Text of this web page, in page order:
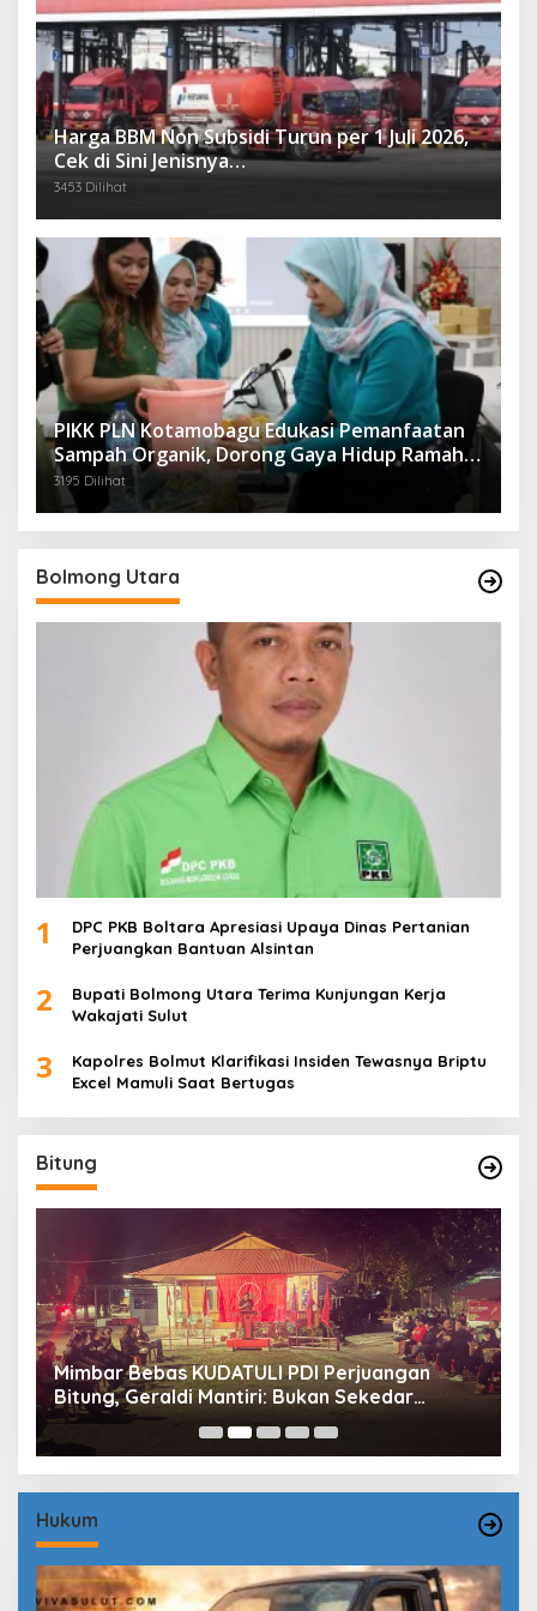
Harga BBM Non Subsidi Turun per 1 Juli 2026,
Cek di Sini Jenisnya…
3453 Dilihat
PIKK PLN Kotamobagu Edukasi Pemanfaatan
Sampah Organik, Dorong Gaya Hidup Ramah
Lingkungan
3195 Dilihat
Bolmong Utara
1
DPC PKB Boltara Apresiasi Upaya Dinas Pertanian
Perjuangkan Bantuan Alsintan
2
Bupati Bolmong Utara Terima Kunjungan Kerja
Wakajati Sulut
3
Kapolres Bolmut Klarifikasi Insiden Tewasnya Briptu
Excel Mamuli Saat Bertugas
Bitung
Mimbar Bebas KUDATULI PDI Perjuangan
Bitung, Geraldi Mantiri: Bukan Sekedar
Sejarah
Hukum